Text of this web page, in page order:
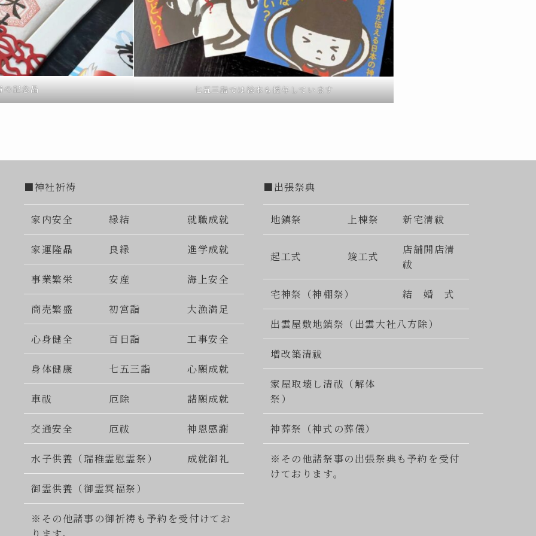
の記念品 七五三詣では絵本も授与しています
■神社祈祷
家内安全 縁結 就職成就
家運隆晶 良縁 進学成就
事業繁栄 安産 海上安全
商売繁盛 初宮詣 大漁満足
心身健全 百日詣 工事安全
身体健康 七五三詣 心願成就
車祓 厄除 諸願成就
交通安全 厄祓 神恩感謝
水子供養（瑞稚霊慰霊祭） 成就御礼
御霊供養（御霊冥福祭）
※その他諸事の御祈祷も予約を受付けてお
■出張祭典
地鎮祭 上棟祭 新宅清祓
起工式 竣工式
店舗開店清
祓
宅神祭（神棚祭） 結 婚 式
出雲屋敷地鎮祭（出雲大社八方除）
増改築清祓
家屋取壊し清祓（解体
祭）
神葬祭（神式の葬儀）
※その他諸祭事の出張祭典も予約を受付
けております。